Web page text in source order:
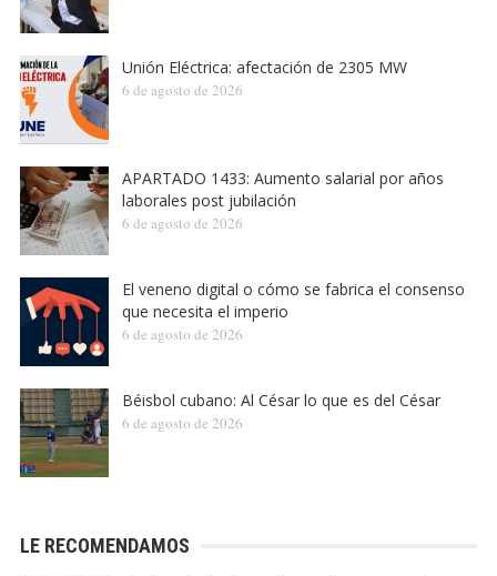
Unión Eléctrica: afectación de 2305 MW
6 de agosto de 2026
APARTADO 1433: Aumento salarial por años
laborales post jubilación
6 de agosto de 2026
El veneno digital o cómo se fabrica el consenso
que necesita el imperio
6 de agosto de 2026
Béisbol cubano: Al César lo que es del César
6 de agosto de 2026
LE RECOMENDAMOS